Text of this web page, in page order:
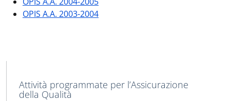
OPIS A.A. 2003-2004
MENU CEV SECOND NAVIGATION
Attività programmate per l’Assicurazione
della Qualità